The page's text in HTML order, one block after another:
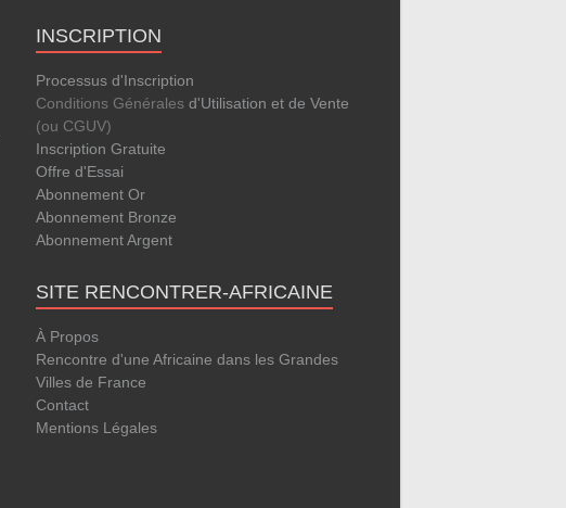
INSCRIPTION
Processus d'Inscription
Conditions Générales d'Utilisation et de Vente
(ou CGUV)
Inscription Gratuite
Offre d'Essai
Abonnement Or
Abonnement Bronze
Abonnement Argent
SITE RENCONTRER-AFRICAINE
À Propos
Rencontre d'une Africaine dans les Grandes
Villes de France
Contact
Mentions Légales